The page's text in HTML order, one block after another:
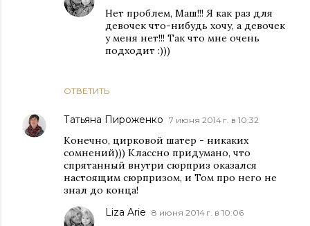
ОТВЕТИТЬ
Нет проблем, Маш!!! Я как раз для
девочек что-нибудь хочу, а девочек
у меня нет!!! Так что мне очень
подходит :)))
Татьяна Пироженко 7 июня 2014 г. в 10:32
Конечно, цирковой шатер - никаких
сомнений))) Классно придумано, что
спрятанный внутри сюрприз оказался
настоящим сюрпризом, и Том про него не
знал до конца!
Liza Arie 8 июня 2014 г. в 10:06